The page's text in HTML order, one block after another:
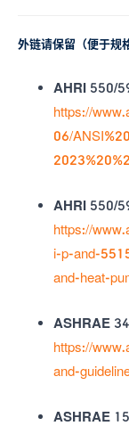
外链请保留（便于规
AHRI 550/
https://
06/
AHRI 550/
https://
i-p-and-
and-heat-
ASHRAE 34
https://
and-
ASHRAE 15